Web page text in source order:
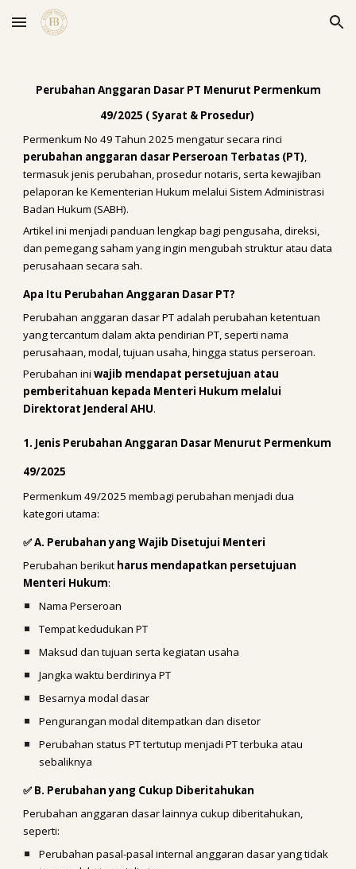
Skip to main content Skip to navigation
Perubahan Anggaran Dasar PT Menurut Permenkum
49/2025 ( Syarat & Prosedur)
Permenkum No 49 Tahun 2025 mengatur secara rinci
perubahan anggaran dasar Perseroan Terbatas (PT),
termasuk jenis perubahan, prosedur notaris, serta kewajiban
pelaporan ke Kementerian Hukum melalui Sistem Administrasi
Badan Hukum (SABH).
Artikel ini menjadi panduan lengkap bagi pengusaha, direksi,
dan pemegang saham yang ingin mengubah struktur atau data
perusahaan secara sah.
Apa Itu Perubahan Anggaran Dasar PT?
Perubahan anggaran dasar PT adalah perubahan ketentuan
yang tercantum dalam akta pendirian PT, seperti nama
perusahaan, modal, tujuan usaha, hingga status perseroan.
Perubahan iniwajib mendapat persetujuan atau
pemberitahuan kepada Menteri Hukum melalui
Direktorat Jenderal AHU.
1. Jenis Perubahan Anggaran Dasar Menurut Permenkum
49/2025
Permenkum 49/2025 membagi perubahan menjadi dua
kategori utama:
✅ A. Perubahan yang Wajib Disetujui Menteri
Perubahan berikut harus mendapatkan persetujuan
Menteri Hukum:
Nama Perseroan
Tempat kedudukan PT
Maksud dan tujuan serta kegiatan usaha
Jangka waktu berdirinya PT
Besarnya modal dasar
Pengurangan modal ditempatkan dan disetor
Perubahan status PT tertutup menjadi PT terbuka atau
sebaliknya
✅ B. Perubahan yang Cukup Diberitahukan
Perubahan anggaran dasar lainnya cukup diberitahukan,
seperti:
Perubahan pasal-pasal internal anggaran dasar yang tidak